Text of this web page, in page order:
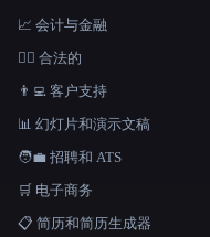
📈 会计与金融
👩‍⚖️ 合法的
👨‍💻 客户支持
📊 幻灯片和演示文稿
🧑‍💼 招聘和 ATS
🛒 电子商务
📋 简历和简历生成器